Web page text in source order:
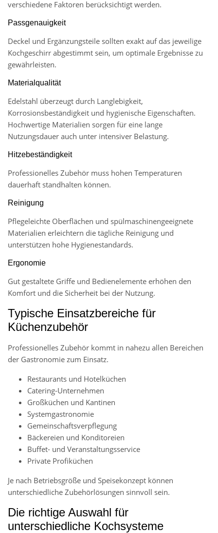
verschiedene Faktoren berücksichtigt werden.
Passgenauigkeit
Deckel und Ergänzungsteile sollten exakt auf das jeweilige
Kochgeschirr abgestimmt sein, um optimale Ergebnisse zu
gewährleisten.
Materialqualität
Edelstahl überzeugt durch Langlebigkeit,
Korrosionsbeständigkeit und hygienische Eigenschaften.
Hochwertige Materialien sorgen für eine lange
Nutzungsdauer auch unter intensiver Belastung.
Hitzebeständigkeit
Professionelles Zubehör muss hohen Temperaturen
dauerhaft standhalten können.
Reinigung
Pflegeleichte Oberflächen und spülmaschinengeeignete
Materialien erleichtern die tägliche Reinigung und
unterstützen hohe Hygienestandards.
Ergonomie
Gut gestaltete Griffe und Bedienelemente erhöhen den
Komfort und die Sicherheit bei der Nutzung.
Typische Einsatzbereiche für
Küchenzubehör
Professionelles Zubehör kommt in nahezu allen Bereichen
der Gastronomie zum Einsatz.
Restaurants und Hotelküchen
Catering-Unternehmen
Großküchen und Kantinen
Systemgastronomie
Gemeinschaftsverpflegung
Bäckereien und Konditoreien
Buffet- und Veranstaltungsservice
Private Profiküchen
Je nach Betriebsgröße und Speisekonzept können
unterschiedliche Zubehörlösungen sinnvoll sein.
Die richtige Auswahl für
unterschiedliche Kochsysteme